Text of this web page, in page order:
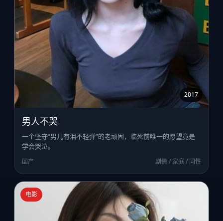
2017
男人不哭
一个坚守“男儿有泪不轻弹”的老顽固，临死前唯一的愿望竟是
学会哭泣。
国产 剧情 / 家庭 / 同性
电影